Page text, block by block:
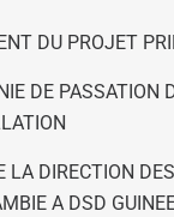
DU PROJET
DE PASSATION
LA DIRECTION
A DSD